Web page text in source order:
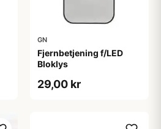
GN
Fjernbetjening f/LED
Bloklys
29,00 kr